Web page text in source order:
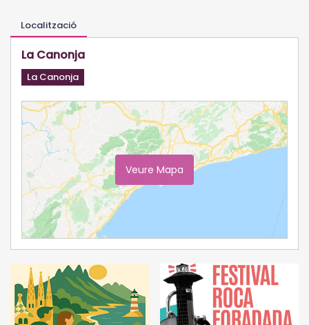
Localització
La Canonja
La Canonja
Veure Mapa